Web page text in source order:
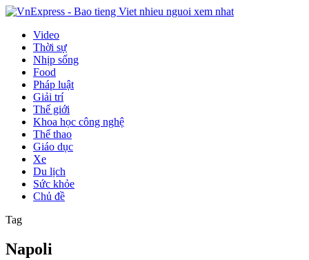
Video
Thời sự
Nhịp sống
Food
Pháp luật
Giải trí
Thế giới
Khoa học công nghệ
Thể thao
Giáo dục
Xe
Du lịch
Sức khỏe
Chủ đề
Tag
Napoli